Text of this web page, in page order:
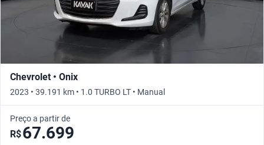
Chevrolet • Onix
2023 • 39.191 km • 1.0 TURBO LT • Manual
Preço a partir de
R$67.699